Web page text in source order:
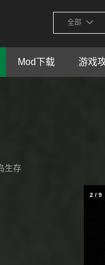
全部
Mod下载 游戏
生存
2 / 9